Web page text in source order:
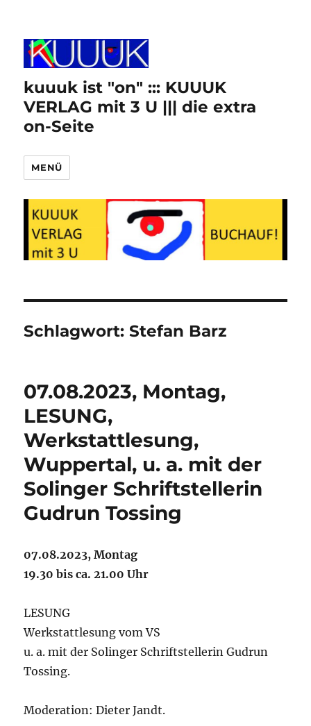
kuuuk ist "on" ::: KUUUK
VERLAG mit 3 U ||| die extra
on-Seite
MENÜ
Schlagwort:Stefan Barz
07.08.2023, Montag,
LESUNG,
Werkstattlesung,
Wuppertal, u. a. mit der
Solinger Schriftstellerin
Gudrun Tossing
07.08.2023, Montag
19.30 bis ca. 21.00 Uhr
LESUNG
Werkstattlesung vom VS
u. a. mit der Solinger Schriftstellerin Gudrun
Tossing.
Moderation: Dieter Jandt.